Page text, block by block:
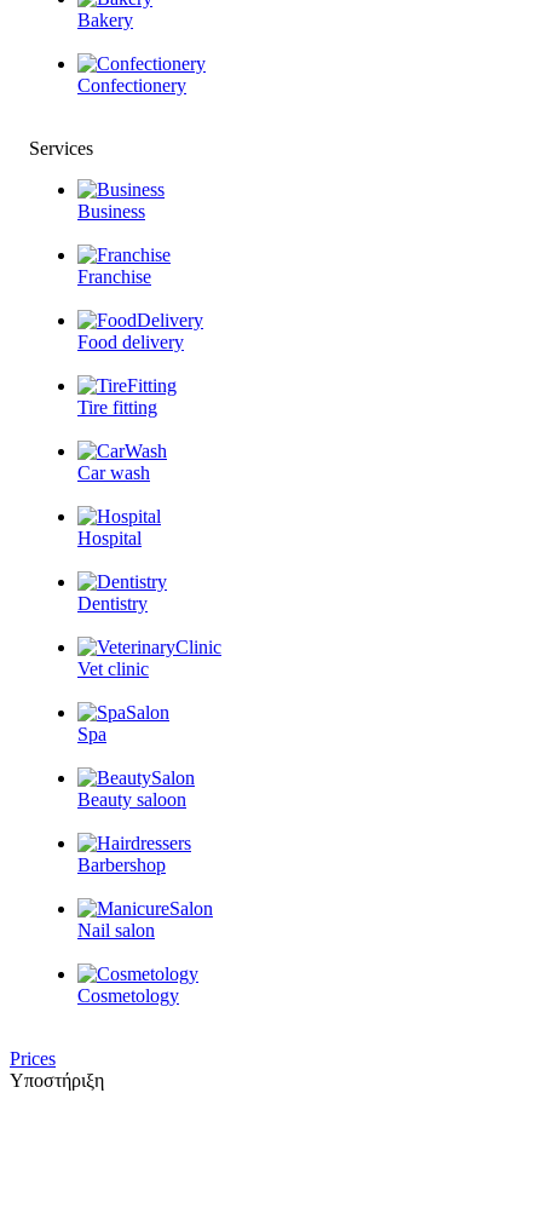
Bakery
Confectionery
Services
Business
Franchise
Food delivery
Tire fitting
Car wash
Hospital
Dentistry
Vet clinic
Spa
Beauty saloon
Barbershop
Nail salon
Cosmetology
Prices
Υποστήριξη